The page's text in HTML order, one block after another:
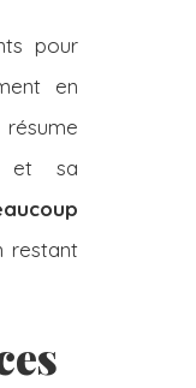
pour
en
et sa
restant